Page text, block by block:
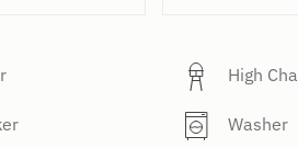
High
Washer